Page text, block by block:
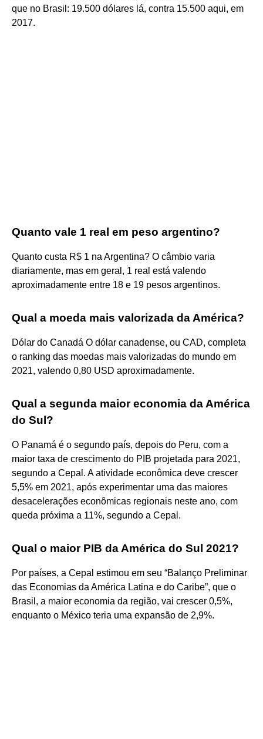
que no Brasil: 19.500 dólares lá, contra 15.500 aqui, em
2017.
Quanto vale 1 real em peso argentino?
Quanto custa R$ 1 na Argentina? O câmbio varia
diariamente, mas em geral, 1 real está valendo
aproximadamente entre 18 e 19 pesos argentinos.
Qual a moeda mais valorizada da América?
Dólar do Canadá O dólar canadense, ou CAD, completa
o ranking das moedas mais valorizadas do mundo em
2021, valendo 0,80 USD aproximadamente.
Qual a segunda maior economia da América
do Sul?
O Panamá é o segundo país, depois do Peru, com a
maior taxa de crescimento do PIB projetada para 2021,
segundo a Cepal. A atividade econômica deve crescer
5,5% em 2021, após experimentar uma das maiores
desacelerações econômicas regionais neste ano, com
queda próxima a 11%, segundo a Cepal.
Qual o maior PIB da América do Sul 2021?
Por países, a Cepal estimou em seu “Balanço Preliminar
das Economias da América Latina e do Caribe”, que o
Brasil, a maior economia da região, vai crescer 0,5%,
enquanto o México teria uma expansão de 2,9%.